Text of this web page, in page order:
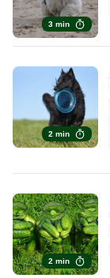
3 min
2 min
2 min